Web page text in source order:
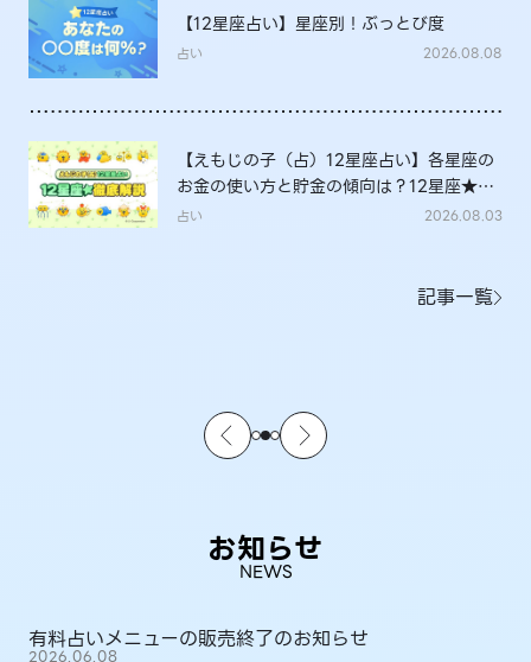
【12星座占い】星座別！ぶっとび度
占い 2026.08.08
【えもじの子（占）12星座占い】各星座の
お金の使い方と貯金の傾向は？12星座★徹
底解説
占い 2026.08.03
記事一覧
お知らせ
NEWS
有料占いメニューの販売終了のお知らせ
2026.06.08